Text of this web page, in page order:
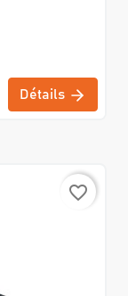
Détails
favorite_border